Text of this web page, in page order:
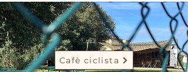
Cafè ciclista